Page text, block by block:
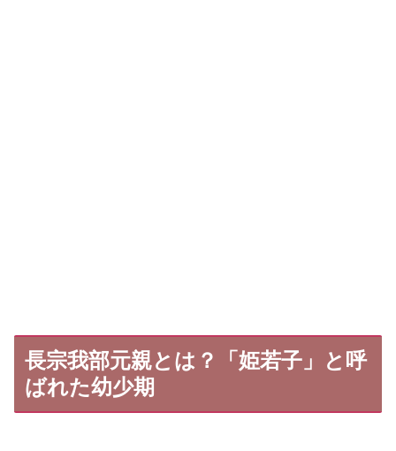
長宗我部元親とは？「姫若子」と呼
ばれた幼少期